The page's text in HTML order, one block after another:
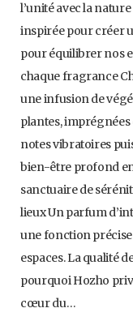
l’unité avec la
inspirée pour créer
pour équilibrer nos
chaque fragrance
une infusion de
plantes,
notes vibratoires
bien-être profond
sanctuaire de
lieux Un parfum
une fonction
espaces. La qualité
pourquoi Hozho
cœur du…